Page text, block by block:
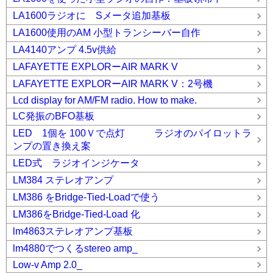
LA1600ラジオに Sメータ追加基板
LA1600使用のAM 小型トランシーバー自作
LA4140アンプ 4.5v供給
LAFAYETTE EXPLORーAIR MARK V
LAFAYETTE EXPLORーAIR MARK V：2号機
Lcd display for AM/FM radio. How to make.
LC発振のBFO基板
LED 1個を 100Ｖで点灯 ラジオのパイロットラ
ンプの置き換え案
LED式 ラジオインジケータ
LM384 ステレオアンプ
LM386 をBridge-Tied-Loadで使う
LM386をBridge-Tied-Load 化
lm4863ステレオアンプ基板
lm4880でつくるstereo amp_
Low-v Amp 2.0_